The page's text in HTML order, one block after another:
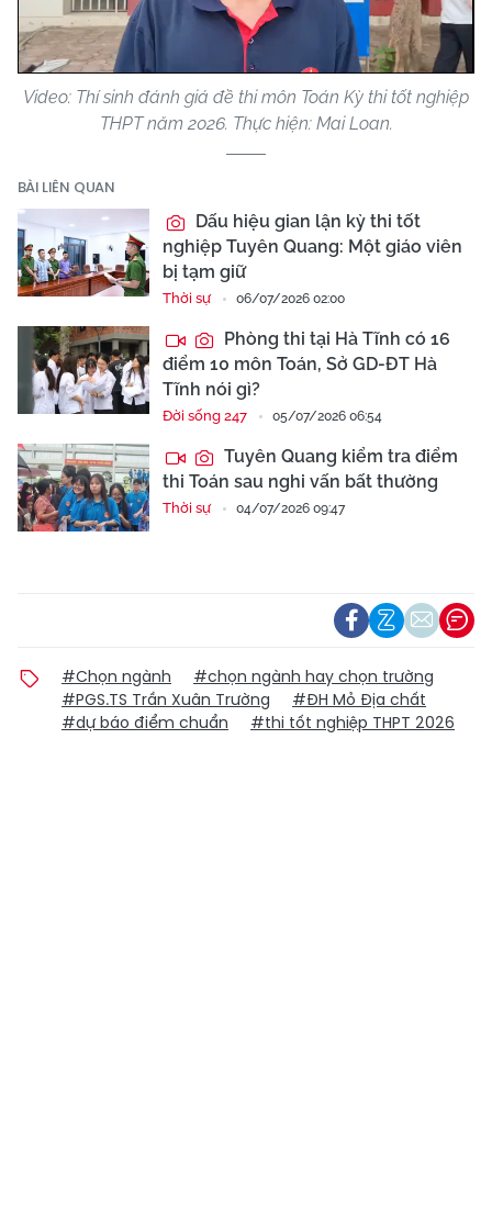
Video
Video: Thí sinh đánh giá đề thi môn Toán Kỳ thi tốt nghiệp
THPT năm 2026. Thực hiện: Mai Loan.
BÀI LIÊN QUAN
Dấu hiệu gian lận kỳ thi tốt
nghiệp Tuyên Quang: Một giáo viên
bị tạm giữ
Thời sự 06/07/2026 02:00
Phòng thi tại Hà Tĩnh có 16
điểm 10 môn Toán, Sở GD-ĐT Hà
Tĩnh nói gì?
Đời sống 247 05/07/2026 06:54
Tuyên Quang kiểm tra điểm
thi Toán sau nghi vấn bất thường
Thời sự 04/07/2026 09:47
#Chọn ngành
#chọn ngành hay chọn trường
#PGS.TS Trần Xuân Trường
#ĐH Mỏ Địa chất
#dự báo điểm chuẩn
#thi tốt nghiệp THPT 2026